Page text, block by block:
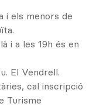
i els menors de
i a les 19h és en
El Vendrell.
cal inscripció
Turisme